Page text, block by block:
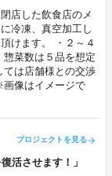
店した飲食店のメ
冷凍、真空加工し
けます。 ・２～４
菜数は５品を想定
は店舗様との交渉
像はイメージで
プロジェクトを見る arrow_forward
活させます！」